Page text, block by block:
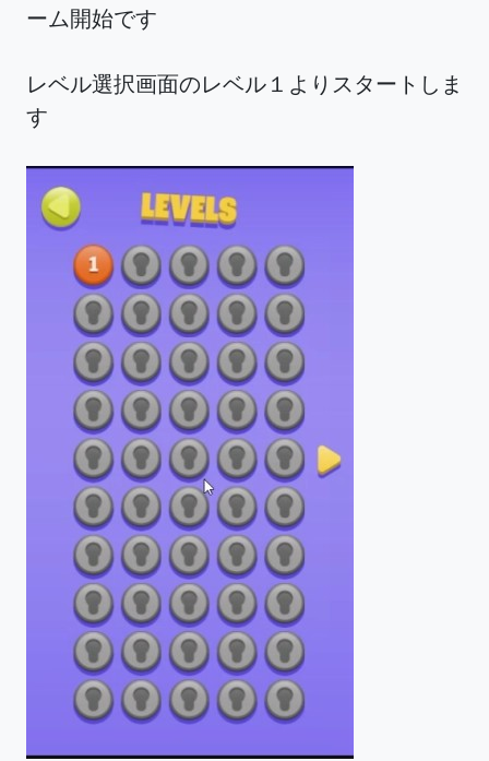
ーム開始です
レベル選択画面のレベル１よりスタートしま
す